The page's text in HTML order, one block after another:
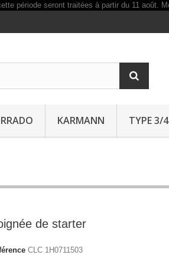
KARMANN TYPE 3/4
de starter
CLC 1H0711503